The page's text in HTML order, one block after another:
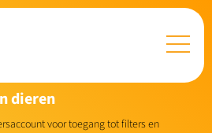
dieren
voor toegang tot filters en